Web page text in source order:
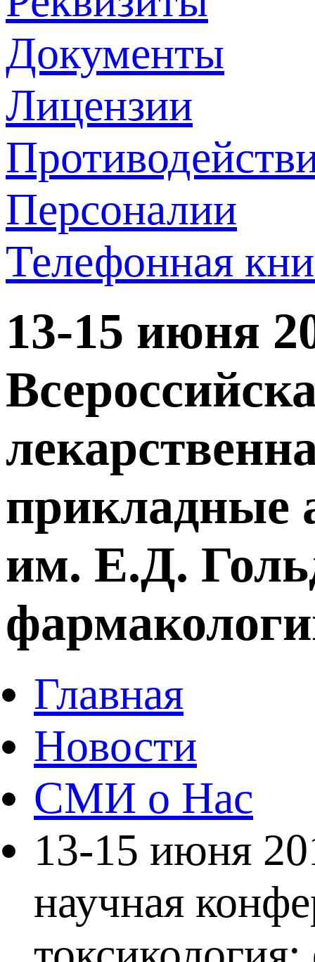
Документы
Лицензии
Персоналии
Телефонная
13-15 июня
прикладные
им. Е.Д.
Главная
Новости
СМИ о Нас
13-15 июня
научная